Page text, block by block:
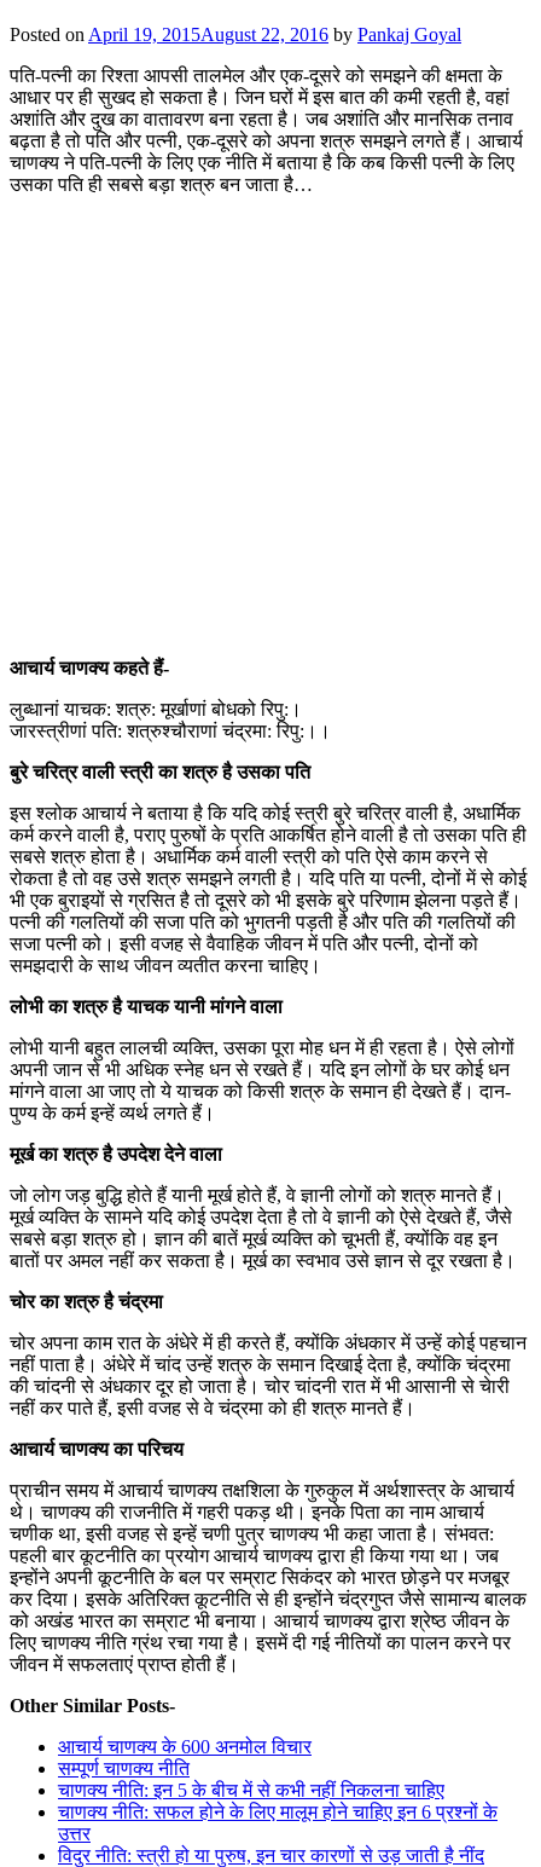
Posted on April 19, 2015August 22, 2016 by Pankaj Goyal
पति-पत्नी का रिश्ता आपसी तालमेल और एक-दूसरे को समझने की क्षमता के
आधार पर ही सुखद हो सकता है। जिन घरों में इस बात की कमी रहती है, वहां
अशांति और दुख का वातावरण बना रहता है। जब अशांति और मानसिक तनाव
बढ़ता है तो पति और पत्नी, एक-दूसरे को अपना शत्रु समझने लगते हैं। आचार्य
चाणक्य ने पति-पत्नी के लिए एक नीति में बताया है कि कब किसी पत्नी के लिए
उसका पति ही सबसे बड़ा शत्रु बन जाता है…
आचार्य चाणक्य कहते हैं-
लुब्धानां याचक: शत्रु: मूर्खाणां बोधको रिपु:।
जारस्त्रीणां पति: शत्रुश्चौराणां चंद्रमा: रिपु:।।
बुरे चरित्र वाली स्त्री का शत्रु है उसका पति
इस श्लोक आचार्य ने बताया है कि यदि कोई स्त्री बुरे चरित्र वाली है, अधार्मिक
कर्म करने वाली है, पराए पुरुषों के प्रति आकर्षित होने वाली है तो उसका पति ही
सबसे शत्रु होता है। अधार्मिक कर्म वाली स्त्री को पति ऐसे काम करने से
रोकता है तो वह उसे शत्रु समझने लगती है। यदि पति या पत्नी, दोनों में से कोई
भी एक बुराइयों से ग्रसित है तो दूसरे को भी इसके बुरे परिणाम झेलना पड़ते हैं।
पत्नी की गलतियों की सजा पति को भुगतनी पड़ती है और पति की गलतियों की
सजा पत्नी को। इसी वजह से वैवाहिक जीवन में पति और पत्नी, दोनों को
समझदारी के साथ जीवन व्यतीत करना चाहिए।
लोभी का शत्रु है याचक यानी मांगने वाला
लोभी यानी बहुत लालची व्यक्ति, उसका पूरा मोह धन में ही रहता है। ऐसे लोगों
अपनी जान से भी अधिक स्नेह धन से रखते हैं। यदि इन लोगों के घर कोई धन
मांगने वाला आ जाए तो ये याचक को किसी शत्रु के समान ही देखते हैं। दान-
पुण्य के कर्म इन्हें व्यर्थ लगते हैं।
मूर्ख का शत्रु है उपदेश देने वाला
जो लोग जड़ बुद्धि होते हैं यानी मूर्ख होते हैं, वे ज्ञानी लोगों को शत्रु मानते हैं।
मूर्ख व्यक्ति के सामने यदि कोई उपदेश देता है तो वे ज्ञानी को ऐसे देखते हैं, जैसे
सबसे बड़ा शत्रु हो। ज्ञान की बातें मूर्ख व्यक्ति को चूभती हैं, क्योंकि वह इन
बातों पर अमल नहीं कर सकता है। मूर्ख का स्वभाव उसे ज्ञान से दूर रखता है।
चोर का शत्रु है चंद्रमा
चोर अपना काम रात के अंधेरे में ही करते हैं, क्योंकि अंधकार में उन्हें कोई पहचान
नहीं पाता है। अंधेरे में चांद उन्हें शत्रु के समान दिखाई देता है, क्योंकि चंद्रमा
की चांदनी से अंधकार दूर हो जाता है। चोर चांदनी रात में भी आसानी से चेारी
नहीं कर पाते हैं, इसी वजह से वे चंद्रमा को ही शत्रु मानते हैं।
आचार्य चाणक्य का परिचय
प्राचीन समय में आचार्य चाणक्य तक्षशिला के गुरुकुल में अर्थशास्त्र के आचार्य
थे। चाणक्य की राजनीति में गहरी पकड़ थी। इनके पिता का नाम आचार्य
चणीक था, इसी वजह से इन्हें चणी पुत्र चाणक्य भी कहा जाता है। संभवत:
पहली बार कूटनीति का प्रयोग आचार्य चाणक्य द्वारा ही किया गया था। जब
इन्होंने अपनी कूटनीति के बल पर सम्राट सिकंदर को भारत छोड़ने पर मजबूर
कर दिया। इसके अतिरिक्त कूटनीति से ही इन्होंने चंद्रगुप्त जैसे सामान्य बालक
को अखंड भारत का सम्राट भी बनाया। आचार्य चाणक्य द्वारा श्रेष्ठ जीवन के
लिए चाणक्य नीति ग्रंथ रचा गया है। इसमें दी गई नीतियों का पालन करने पर
जीवन में सफलताएं प्राप्त होती हैं।
Other Similar Posts-
आचार्य चाणक्य के 600 अनमोल विचार
सम्पूर्ण चाणक्य नीति
चाणक्य नीति: इन 5 के बीच में से कभी नहीं निकलना चाहिए
चाणक्य नीति: सफल होने के लिए मालूम होने चाहिए इन 6 प्रश्नों के
उत्तर
विदुर नीति: स्त्री हो या पुरुष, इन चार कारणों से उड़ जाती है नींद